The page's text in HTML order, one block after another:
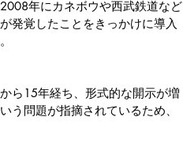
年にカネボウや西武鉄道など
発覚したことをきっかけに導入
ら15年経ち、形式的な開示が増
う問題が指摘されているため、